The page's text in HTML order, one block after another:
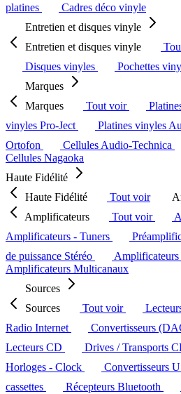
platines
Cadres déco vinyle
Entretien et disques vinyle
Entretien et disques vinyle
Disques vinyles
Pochettes
Marques
Marques
Tout voir
vinyles Pro-Ject
Platines vinyles
Ortofon
Cellules Audio-Technica
Cellules Nagaoka
Haute Fidélité
Haute Fidélité
Tout voir
Amplificateurs
Tout voir
Amplificateurs - Tuners
de puissance Stéréo
Amplificateurs
Amplificateurs Multicanaux
Sources
Sources
Tout voir
Radio Internet
Convertisseurs
Lecteurs CD
Drives / Transports
Horloges - Clock
Convertisseurs
cassettes
Récepteurs Bluetooth